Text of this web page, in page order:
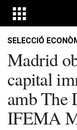
SELECCIÓ
Madrid
capital
amb The
IFEMA